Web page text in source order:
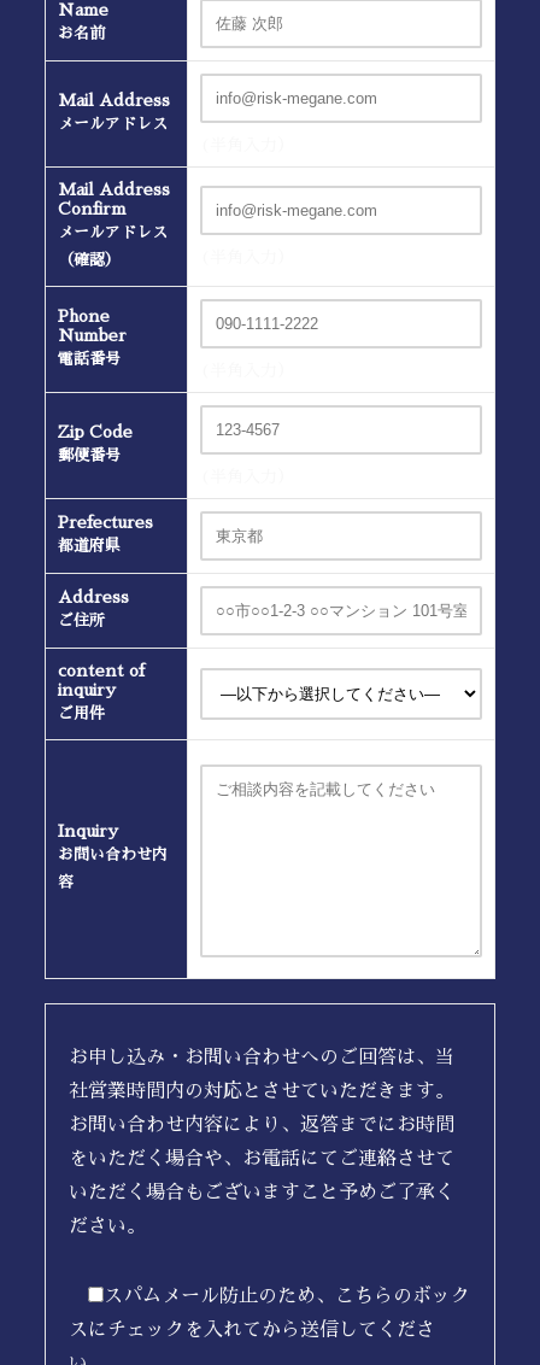
Name
お名前
Mail Address
メールアドレス
Mail Address
Confirm
メールアドレス
（確認）
Phone
Number
電話番号
Zip Code
郵便番号
Prefectures
都道府県
Address
ご住所
content of
inquiry
ご用件
Inquiry
お問い合わせ内
容
お申し込み・お問い合わせへのご回答は、当
社営業時間内の対応とさせていただきます。
お問い合わせ内容により、返答までにお時間
をいただく場合や、お電話にてご連絡させて
いただく場合もございますこと予めご了承く
ださい。
スパムメール防止のため、こちらのボック
スにチェックを入れてから送信してくださ